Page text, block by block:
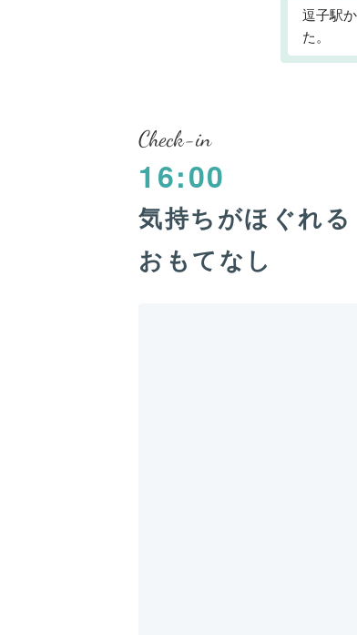
逗子駅
た。
Check-in
16:00
気持ちがほぐれる
おもてなし